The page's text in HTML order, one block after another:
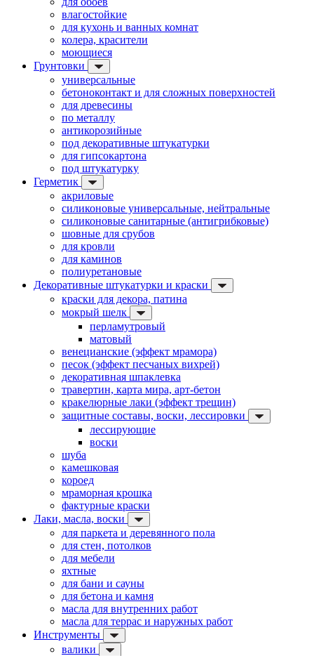
влагостойкие
для кухонь и ванных комнат
колера, красители
моющиеся
Грунтовки
универсальные
бетоноконтакт и для сложных поверхностей
для древесины
по металлу
антикорозийные
под декоративные штукатурки
для гипсокартона
под штукатурку
Герметик
акриловые
силиконовые универсальные, нейтральные
силиконовые санитарные (антигрибковые)
шовные для срубов
для кровли
для каминов
полиуретановые
Декоративные штукатурки и краски
краски для декора, патина
мокрый шелк
перламутровый
матовый
венецианские (эффект мрамора)
песок (эффект песчаных вихрей)
декоративная шпаклевка
травертин, карта мира, арт-бетон
кракелюрные лаки (эффект трещин)
защитные составы, воски, лессировки
лессирующие
воски
шуба
камешковая
короед
мраморная крошка
фактурные краски
Лаки, масла, воски
для паркета и деревянного пола
для стен, потолков
для мебели
яхтные
для бани и сауны
для бетона и камня
масла для внутренних работ
масла для террас и наружных работ
Инструменты
валики